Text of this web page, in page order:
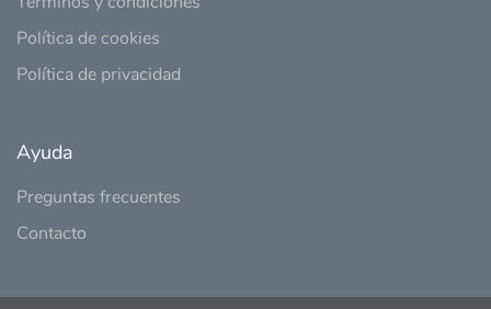
Política de cookies
Política de privacidad
Ayuda
Preguntas frecuentes
Contacto